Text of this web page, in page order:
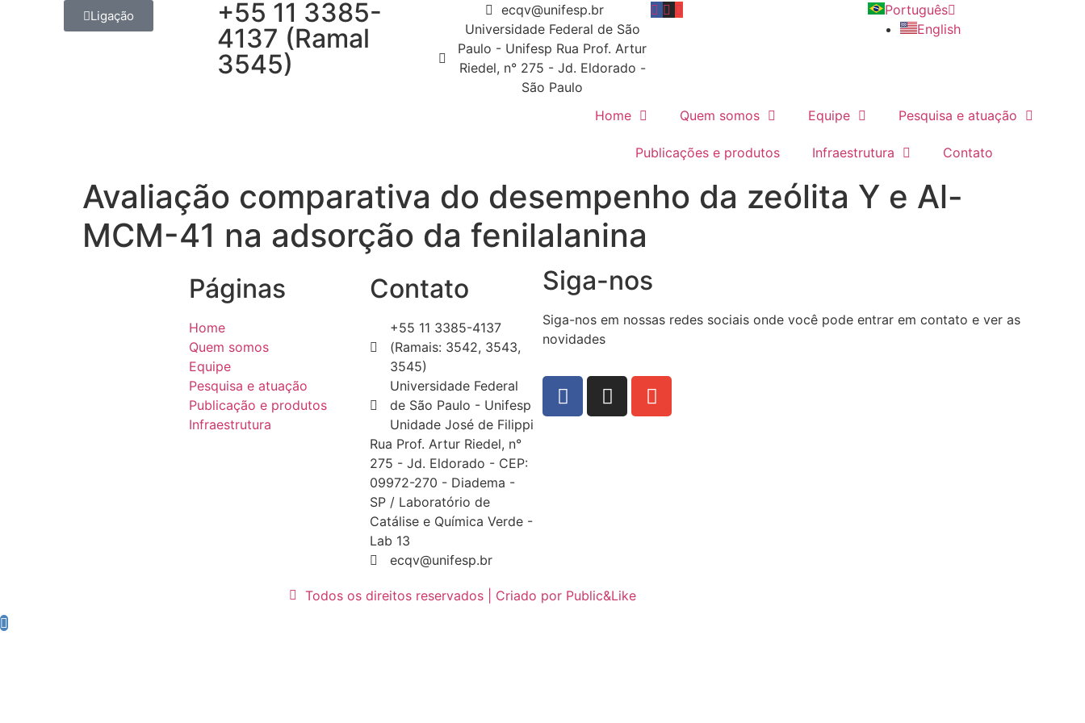
Ligação
+55 11 3385-
4137 (Ramal
3545)
ecqv@unifesp.br
Universidade Federal de São
Paulo - Unifesp Rua Prof. Artur
Riedel, n° 275 - Jd. Eldorado -
São Paulo
Português
English
Home Quem somos Equipe Pesquisa e atuação
Publicações e produtos Infraestrutura Contato
Avaliação comparativa do desempenho da zeólita Y e Al-
MCM-41 na adsorção da fenilalanina
Páginas
Home
Quem somos
Equipe
Pesquisa e atuação
Publicação e produtos
Infraestrutura
Contato
+55 11 3385-4137
(Ramais: 3542, 3543,
3545)
Universidade Federal
de São Paulo - Unifesp
Unidade José de Filippi
Rua Prof. Artur Riedel, n°
275 - Jd. Eldorado - CEP:
09972-270 - Diadema -
SP / Laboratório de
Catálise e Química Verde -
Lab 13
ecqv@unifesp.br
Siga-nos
Siga-nos em nossas redes sociais onde você pode entrar em contato e ver as
novidades
Todos os direitos reservados | Criado por Public&Like